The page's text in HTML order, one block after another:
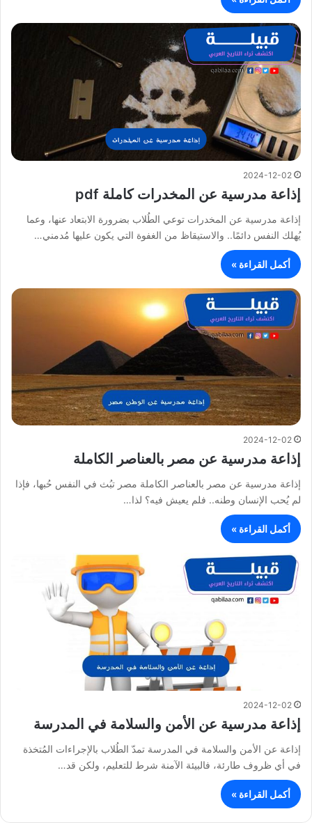
2024-12-02
إذاعة مدرسية عن المخدرات كاملة pdf
إذاعة مدرسية عن المخدرات توعي الطُلاب بضرورة الابتعاد عنها، وعما
يُهلك النفس دائمًا.. والاستيقاظ من الغفوة التي يكون عليها مُدمني…
أكمل القراءة »
2024-12-02
إذاعة مدرسية عن مصر بالعناصر الكاملة
إذاعة مدرسية عن مصر بالعناصر الكاملة مصر تبُث في النفس حُبها، فإذا
لم يُحب الإنسان وطنه.. فلم يعيش فيه؟ لذا…
أكمل القراءة »
2024-12-02
إذاعة مدرسية عن الأمن والسلامة في المدرسة
إذاعة عن الأمن والسلامة في المدرسة تمدّ الطُلاب بالإجراءات المُتخذة
في أي ظروف طارئة، فالبيئة الآمنة شرط للتعليم، ولكن قد…
أكمل القراءة »